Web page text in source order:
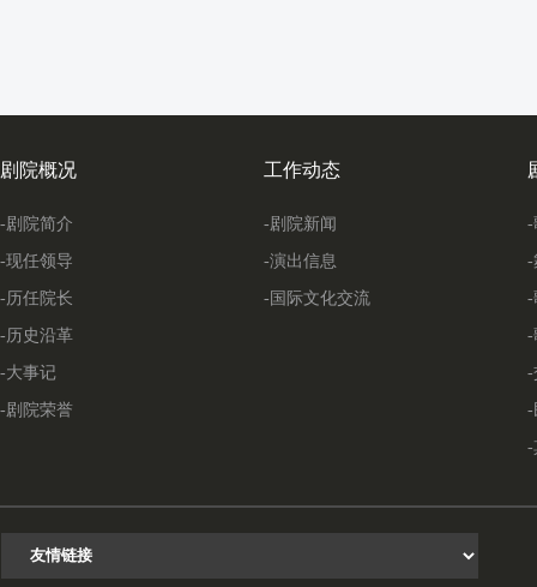
剧院概况
-剧院简介
-现任领导
-历任院长
-历史沿革
-大事记
-剧院荣誉
工作动态
-剧院新闻
-演出信息
-国际文化交流
-
-
-
-
-
-
-